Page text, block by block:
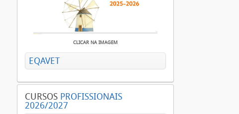
CLICAR NA IMAGEM
EQAVET
CURSOS PROFISSIONAIS
2026/2027